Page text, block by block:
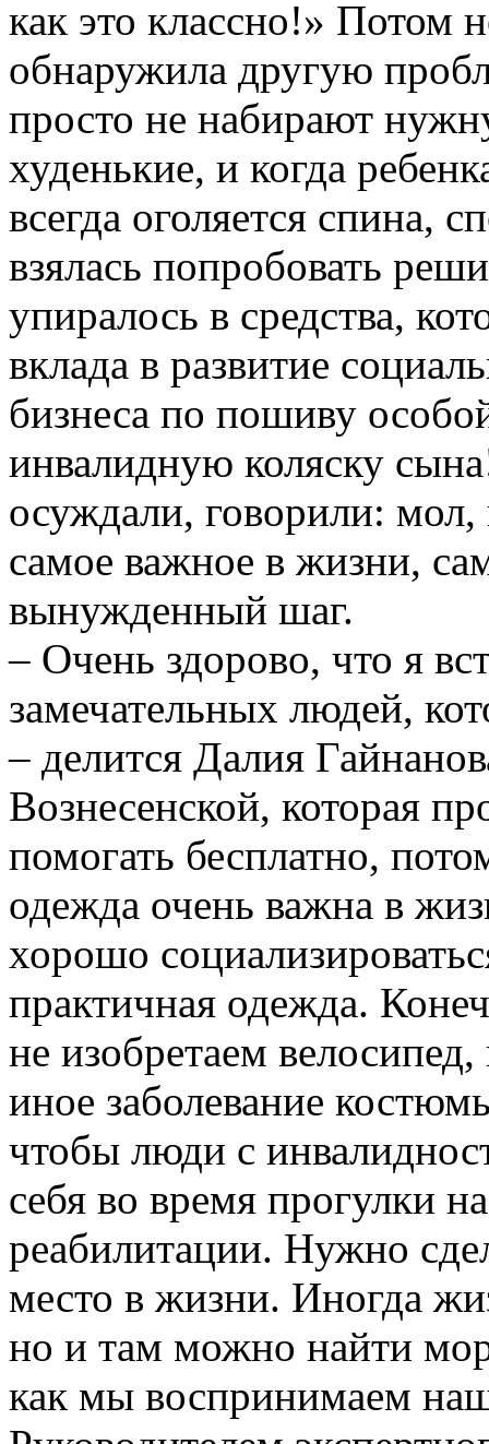
как это классно!» Потом
обнаружила другую
просто не набирают
худенькие, и когда
всегда оголяется спина,
взялась попробовать
упиралось в средства,
вклада в развитие
бизнеса по пошиву
инвалидную коляску
осуждали, говорили: мол,
самое важное в жизни,
вынужденный шаг.
– Очень здорово, что я
замечательных людей,
– делится Далия
Вознесенской, которая
помогать бесплатно,
одежда очень важна в
хорошо
практичная одежда.
не изобретаем
иное заболевание
чтобы люди с
себя во время прогулки
реабилитации. Нужно
место в жизни. Иногда
но и там можно найти
как мы воспринимаем